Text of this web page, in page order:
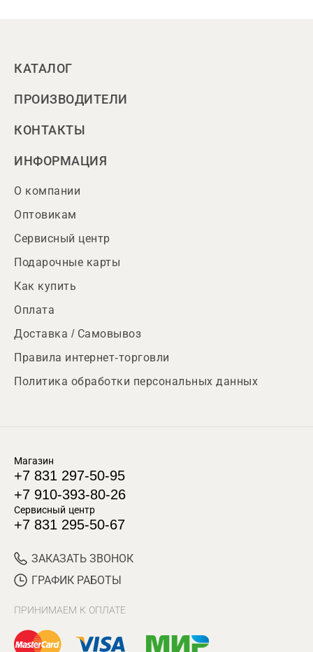
КАТАЛОГ
ПРОИЗВОДИТЕЛИ
КОНТАКТЫ
ИНФОРМАЦИЯ
О компании
Оптовикам
Сервисный центр
Подарочные карты
Как купить
Оплата
Доставка / Самовывоз
Правила интернет-торговли
Политика обработки персональных данных
Магазин
+7 831 297-50-95
+7 910-393-80-26
Сервисный центр
+7 831 295-50-67
ЗАКАЗАТЬ ЗВОНОК
ГРАФИК РАБОТЫ
ПРИНИМАЕМ К ОПЛАТЕ